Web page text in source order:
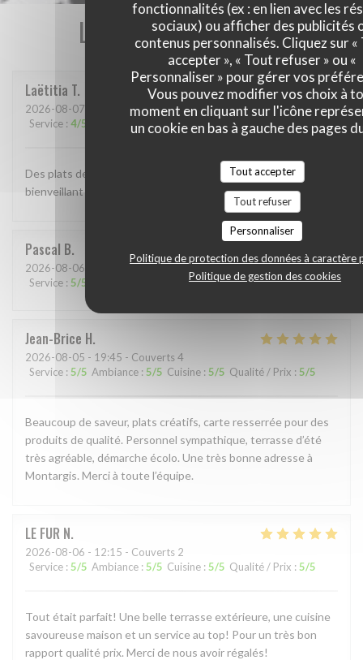
fonctionnalités (ex : en lien avec les
sociaux) ou afficher des publicités
contenus personnalisés. Cliquez sur «
accepter », « Tout refuser » ou «
Personnaliser » pour gérer vos
Vous pouvez modifier vos choix à
moment en cliquant sur l'icône
un cookie en bas à gauche des pages
Tout accepter
Tout refuser
Personnaliser
Politique de protection des données à caractère
Politique de gestion des cookies
Les avis de nos clients
Laëtitia T
2026-08-07 - 12:30 - Couverts 3
Service : 4/5 Ambiance: 5/5 Cuisine: 5/5 Qualité / Prix: 5/5
Des plats de qualité, très beaux et bons. Un service parfait,
bienveillant et efficace. Je recommande à 💯
Pascal B
2026-08-06 - 19:30 - Couverts 3
Service : 5/5 Cuisine:5/5 Qualité / Prix:5/5
Jean-Brice H
2026-08-05 - 19:45 - Couverts 4
Service : 5/5 Ambiance : 5/5 Cuisine : 5/5 Qualité / Prix : 5/5
Beaucoup de saveur, plats créatifs, carte resserrée pour des
produits de qualité. Personnel sympathique, terrasse d’été
très agréable, démarche écolo. Une très bonne adresse à
Montargis. Merci à toute l’équipe.
LE FUR N
2026-08-06 - 12:15 - Couverts 2
Service : 5/5 Ambiance : 5/5 Cuisine : 5/5 Qualité / Prix : 5/5
Tout était parfait! Une belle terrasse extérieure, une cuisine
savoureuse maison et un service au top! Pour un très bon
rapport qualité prix. Merci de nous avoir régalés!